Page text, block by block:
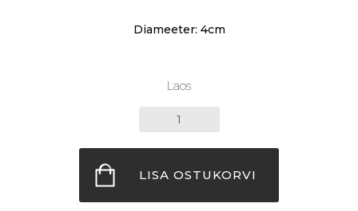
Diameeter: 4cm
Laos
KÕRVARÕNGAD
kogus
LISA OSTUKORVI